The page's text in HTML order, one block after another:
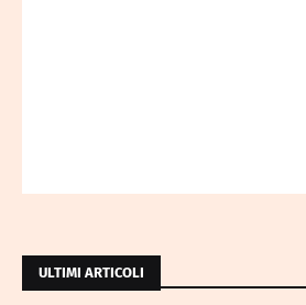
ULTIMI ARTICOLI